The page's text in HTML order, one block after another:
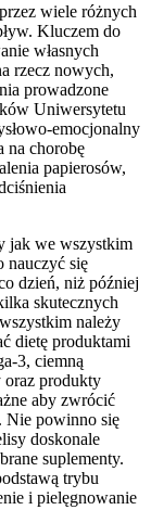
wiele różnych
Kluczem do
własnych
rzecz nowych,
prowadzone
Uniwersytetu
emocjonalny
na chorobę
papierosów,
jak we wszystkim
nauczyć się
dzień, niż później
skutecznych
należy
dietę produktami
3, ciemną
oraz produkty
aby zwrócić
Nie powinno się
doskonale
suplementy.
trybu
i pielęgnowanie